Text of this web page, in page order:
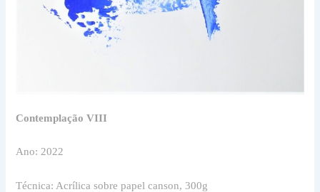
Contemplação VIII
Ano: 2022
Técnica: Acrílica sobre papel canson, 300g